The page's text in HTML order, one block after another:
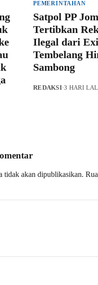
PEMERINTAHAN
Satpol PP
Tertibkan
Ilegal dari
Tembelang
Sambong
REDAKSI·3 HARI
tidak akan dipublikasikan.